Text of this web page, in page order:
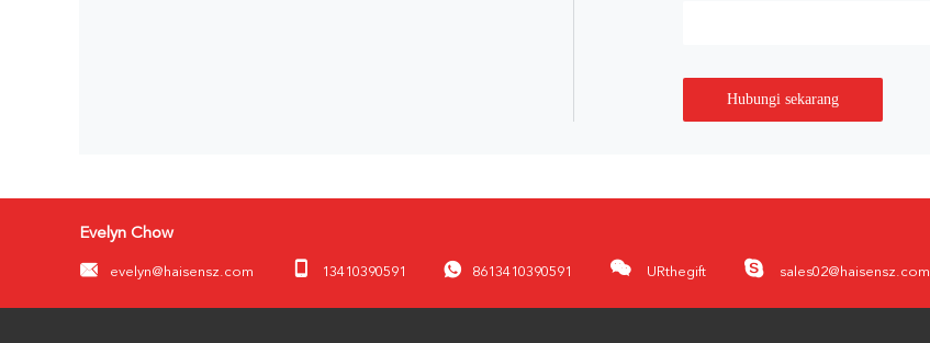
Hubungi sekarang
Evelyn Chow
evelyn@haisensz.com 13410390591 8613410390591 URthegift sales02@haisensz.com